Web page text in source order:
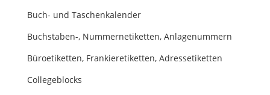
Buch- und Taschenkalender
Buchstaben-, Nummernetiketten, Anlagenummern
Büroetiketten, Frankieretiketten, Adressetiketten
Collegeblocks